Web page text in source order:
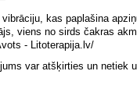
kas paplašina
viens no sirds čakras
- Litoterapija.lv/
var atšķirties un netiek